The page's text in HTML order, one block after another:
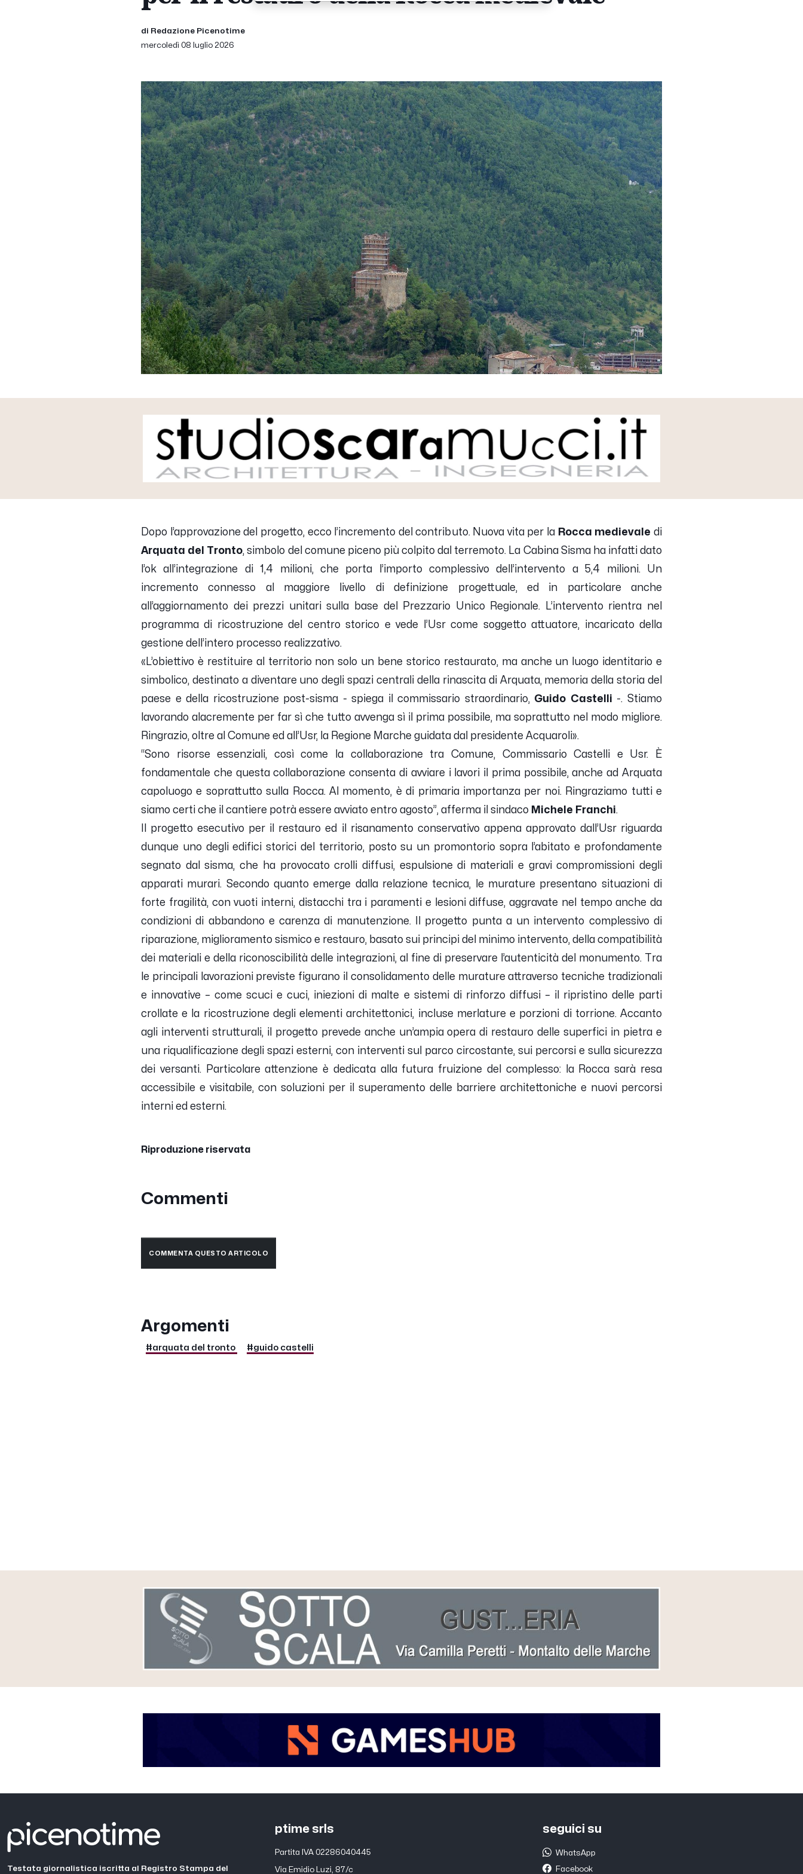
di Redazione Picenotime
mercoledì 08 luglio 2026
Dopo l’approvazione del progetto, ecco l’incremento del contributo. Nuova vita per la Rocca medievale di
Arquata del Tronto, simbolo del comune piceno più colpito dal terremoto. La Cabina Sisma ha infatti dato
l’ok all’integrazione di 1,4 milioni, che porta l’importo complessivo dell’intervento a 5,4 milioni. Un
incremento connesso al maggiore livello di definizione progettuale, ed in particolare anche
all’aggiornamento dei prezzi unitari sulla base del Prezzario Unico Regionale. L’intervento rientra nel
programma di ricostruzione del centro storico e vede l’Usr come soggetto attuatore, incaricato della
gestione dell’intero processo realizzativo.
« L’obiettivo è restituire al territorio non solo un bene storico restaurato, ma anche un luogo identitario e
simbolico, destinato a diventare uno degli spazi centrali della rinascita di Arquata, memoria della storia del
paese e della ricostruzione post-sisma - spiega il commissario straordinario, Guido Castelli -.Stiamo
lavorando alacremente per far sì che tutto avvenga sì il prima possibile, ma soprattutto nel modo migliore.
Ringrazio, oltre al Comune ed all’Usr, la Regione Marche guidata dal presidente Acquaroli».
“Sono risorse essenziali, così come la collaborazione tra Comune, Commissario Castelli e Usr. È
fondamentale che questa collaborazione consenta di avviare i lavori il prima possibile, anche ad Arquata
capoluogo e soprattutto sulla Rocca. Al momento, è di primaria importanza per noi. Ringraziamo tutti e
siamo certi che il cantiere potrà essere avviato entro agosto”, afferma il sindaco Michele Franchi.
Il progetto esecutivo per il restauro ed il risanamento conservativo appena approvato dall’Usr riguarda
dunque uno degli edifici storici del territorio, posto su un promontorio sopra l’abitato e profondamente
segnato dal sisma, che ha provocato crolli diffusi, espulsione di materiali e gravi compromissioni degli
apparati murari. Secondo quanto emerge dalla relazione tecnica, le murature presentano situazioni di
forte fragilità, con vuoti interni, distacchi tra i paramenti e lesioni diffuse, aggravate nel tempo anche da
condizioni di abbandono e carenza di manutenzione. Il progetto punta a un intervento complessivo di
riparazione, miglioramento sismico e restauro, basato sui principi del minimo intervento, della compatibilità
dei materiali e della riconoscibilità delle integrazioni, al fine di preservare l’autenticità del monumento. Tra
le principali lavorazioni previste figurano il consolidamento delle murature attraverso tecniche tradizionali
e innovative – come scuci e cuci, iniezioni di malte e sistemi di rinforzo diffusi – il ripristino delle parti
crollate e la ricostruzione degli elementi architettonici, incluse merlature e porzioni di torrione. Accanto
agli interventi strutturali, il progetto prevede anche un’ampia opera di restauro delle superfici in pietra e
una riqualificazione degli spazi esterni, con interventi sul parco circostante, sui percorsi e sulla sicurezza
dei versanti. Particolare attenzione è dedicata alla futura fruizione del complesso: la Rocca sarà resa
accessibile e visitabile, con soluzioni per il superamento delle barriere architettoniche e nuovi percorsi
interni ed esterni.
Riproduzione riservata
Commenti
COMMENTA QUESTO ARTICOLO
Argomenti
#arquata del tronto #guido castelli
Testata giornalistica iscritta al Registro Stampa del
ptime srls
Partita IVA 02286040445
Via Emidio Luzi, 87/c
seguici su
WhatsApp
Facebook